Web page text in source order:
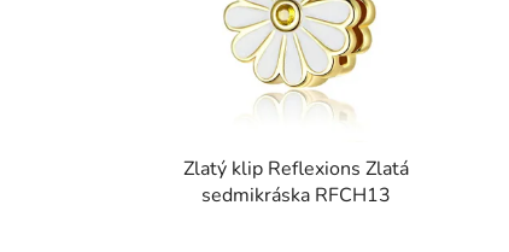
Zlatý klip Reflexions Zlatá
sedmikráska RFCH13